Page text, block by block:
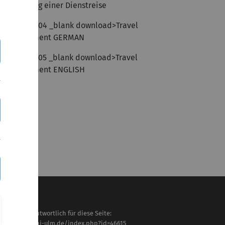
einer Dienstreise
file:64704 _blank download>Travel
GERMAN
file:64705 _blank download>Travel
ENGLISH
verantwortlich für diese Seite:
www.uni-ulm.de/index.php?id=46615